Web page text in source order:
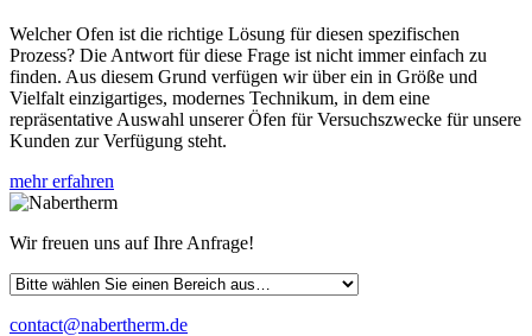
Welcher Ofen ist die richtige Lösung für diesen spezifischen
Prozess? Die Antwort für diese Frage ist nicht immer einfach zu
finden. Aus diesem Grund verfügen wir über ein in Größe und
Vielfalt einzigartiges, modernes Technikum, in dem eine
repräsentative Auswahl unserer Öfen für Versuchszwecke für unsere
Kunden zur Verfügung steht.
mehr erfahren
Wir freuen uns auf Ihre Anfrage!
contact@nabertherm.de